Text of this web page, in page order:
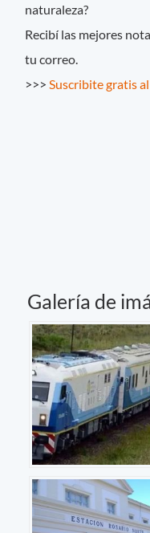
naturaleza?
Recibí las mejores
tu correo.
>>> Suscribite gratis
Galería de